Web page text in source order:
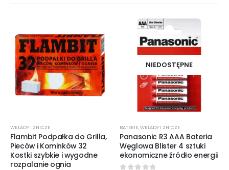
WKŁADY I ZNICZE
Flambit Podpałka do Grilla,
Pieców i Kominków 32
Kostki szybkie i wygodne
rozpalanie ognia
NIEDOSTĘPNE
BATERIE,WKŁADY I ZNICZE
Panasonic R3 AAA Bateria
Węglowa Blister 4 sztuki
ekonomiczne źródło energii